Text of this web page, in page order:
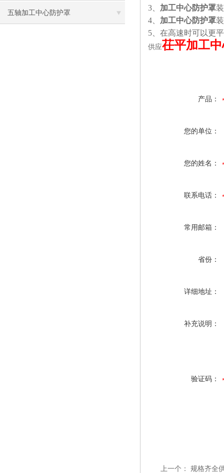
五轴加工中心防护罩
3
加工中心防护罩
4
加工中心防护罩
5 、在高速时可以更
供应茌平加工
产品：
您的单位：
您的姓名：
联系电话：
常用邮箱：
省份：
详细地址：
补充说明：
验证码：
上一个： 规格齐全